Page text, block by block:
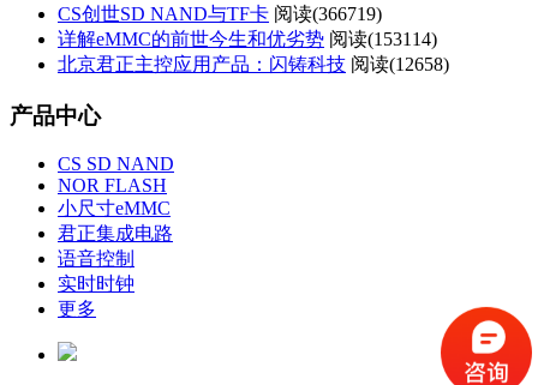
CS创世SD NAND与TF卡 阅读(366719)
详解eMMC的前世今生和优劣势 阅读(153114)
北京君正主控应用产品：闪铸科技 阅读(12658)
产品中心
CS SD NAND
NOR FLASH
小尺寸eMMC
君正集成电路
语音控制
实时时钟
更多